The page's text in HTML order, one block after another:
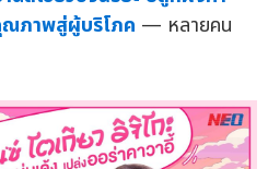
ณภาพสู่ผู้บริโภค — หลายคน